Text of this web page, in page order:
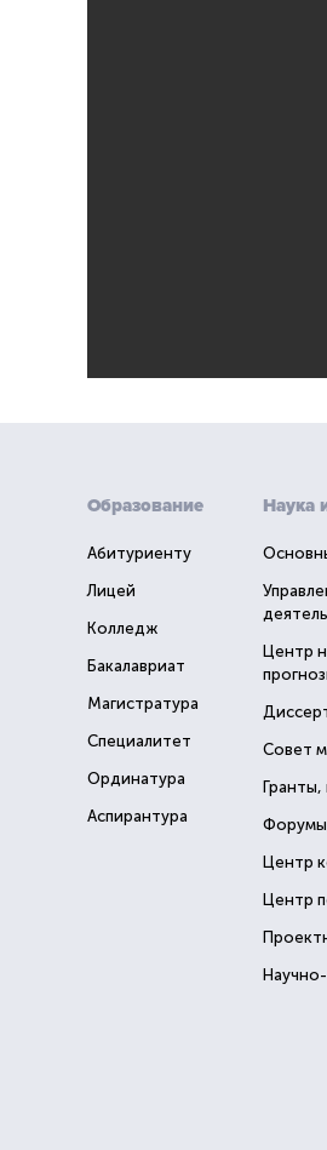
Образование
Абитуриенту
Лицей
Колледж
Бакалавриат
Магистратура
Специалитет
Ординатура
Аспирантура
Наука
Центр
Совет
Центр
Центр